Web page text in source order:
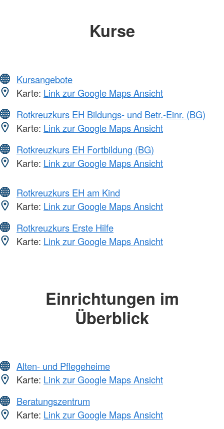
Kurse
Kursangebote
Karte: Link zur Google Maps Ansicht
Rotkreuzkurs EH Bildungs- und Betr.-Einr. (BG)
Karte: Link zur Google Maps Ansicht
Rotkreuzkurs EH Fortbildung (BG)
Karte: Link zur Google Maps Ansicht
Rotkreuzkurs EH am Kind
Karte: Link zur Google Maps Ansicht
Rotkreuzkurs Erste Hilfe
Karte: Link zur Google Maps Ansicht
Einrichtungen im
Überblick
Alten- und Pflegeheime
Karte: Link zur Google Maps Ansicht
Beratungszentrum
Karte: Link zur Google Maps Ansicht